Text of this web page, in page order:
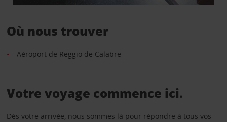
Où nous trouver
Aéroport de Reggio de Calabre
Votre voyage commence ici.
Dès votre arrivée, nous sommes là pour répondre à tous vos